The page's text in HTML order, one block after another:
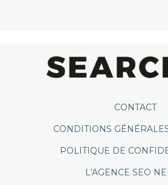
CONTACT
CONDITIONS
POLITIQUE DE
L'AGENCE SEO